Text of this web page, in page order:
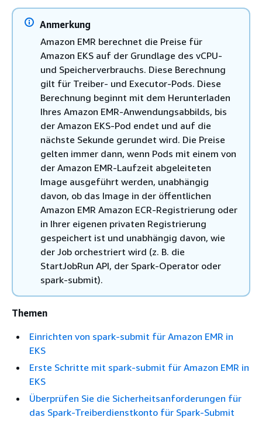
Anmerkung
Amazon EMR berechnet die Preise für
Amazon EKS auf der Grundlage des vCPU-
und Speicherverbrauchs. Diese Berechnung
gilt für Treiber- und Executor-Pods. Diese
Berechnung beginnt mit dem Herunterladen
Ihres Amazon EMR-Anwendungsabbilds, bis
der Amazon EKS-Pod endet und auf die
nächste Sekunde gerundet wird. Die Preise
gelten immer dann, wenn Pods mit einem von
der Amazon EMR-Laufzeit abgeleiteten
Image ausgeführt werden, unabhängig
davon, ob das Image in der öffentlichen
Amazon EMR Amazon ECR-Registrierung oder
in Ihrer eigenen privaten Registrierung
gespeichert ist und unabhängig davon, wie
der Job orchestriert wird (z. B. die
StartJobRun API, der Spark-Operator oder
spark-submit).
Themen
Einrichten von spark-submit für Amazon EMR in
EKS
Erste Schritte mit spark-submit für Amazon EMR in
EKS
Überprüfen Sie die Sicherheitsanforderungen für
das Spark-Treiberdienstkonto für Spark-Submit